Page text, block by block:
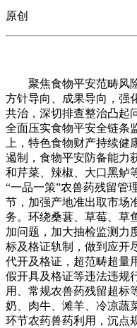
原创
聚焦食物平安范畴风险
方针导向、成果导向，强
共治，深切排查整治凸起
全面压实食物平安全链条
上，特色食物财产持续
遏制，食物平安防备能力
和芹菜、辣椒、大口黑鲈
“一品一策”农兽药残留管
节，加强产地准出取市场
务。环绕桑葚、草莓、草
加问题，加大抽检监测力
标及格证轨制，做到应开
代开及格证，超范畴超量
假开具及格证等违法违规
用、常规农兽药残留超标
奶、肉牛、滩羊、冷凉蔬
环节农药兽药利用，沉点